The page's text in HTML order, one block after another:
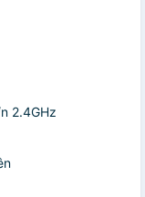
2.4GHz